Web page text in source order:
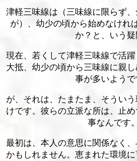
津軽三味線は（三味線に限らず
が）、幼少の頃から始めなけれ
か？と、いう疑
現在、若くして津軽三味線で活躍
大抵、幼少の頃から三味線に親
事が多いようで
が、それは、たまたま、そうい
けです。彼らの立派な所は、止
事なんです。
最初は、本人の意思に関係なく
かもしれません。恵まれた環境